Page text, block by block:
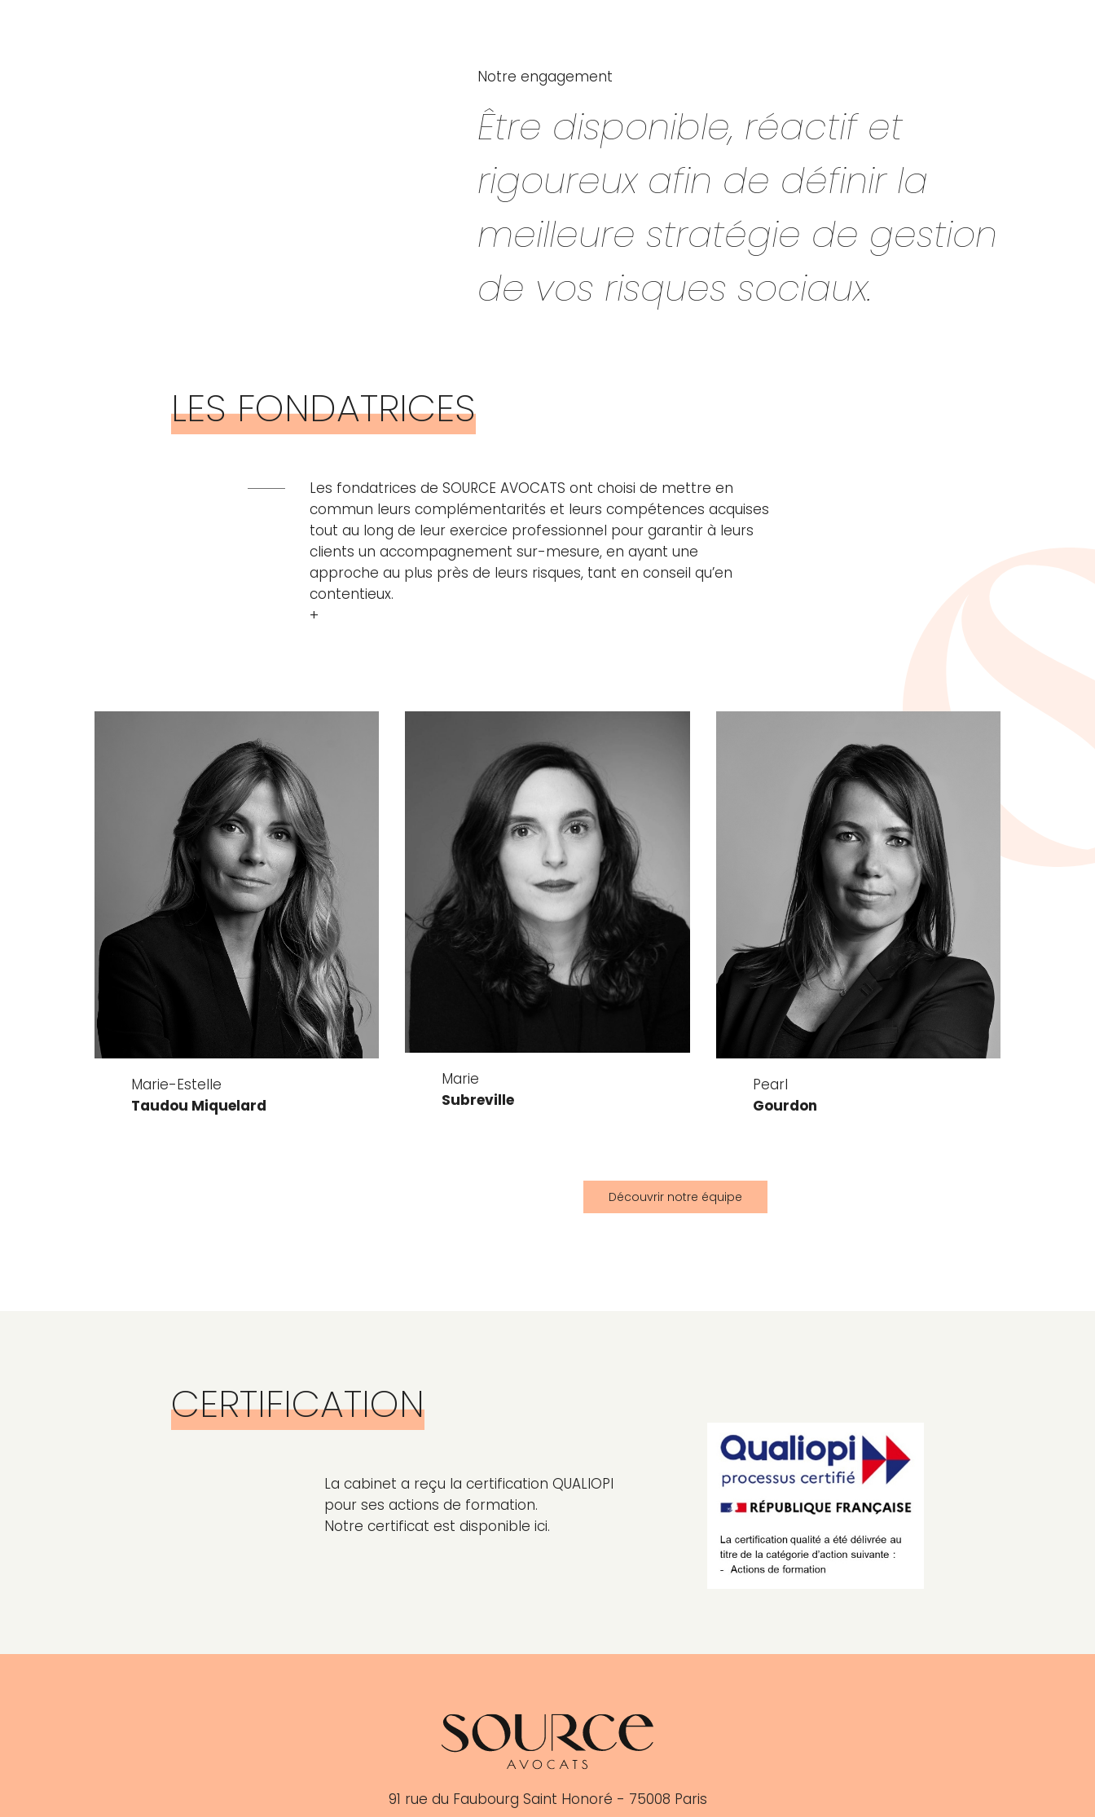
Notre engagement
Être disponible, réactif et
rigoureux afin de définir la
meilleure stratégie de gestion
de vos risques sociaux.
LES FONDATRICES
Les fondatrices de SOURCE AVOCATS ont choisi de mettre en
commun leurs complémentarités et leurs compétences acquises
tout au long de leur exercice professionnel pour garantir à leurs
clients un accompagnement sur-mesure, en ayant une
approche au plus près de leurs risques, tant en conseil qu’en
contentieux.
+
Marie-Estelle
Taudou Miquelard
Marie
Subreville
Pearl
Gourdon
Découvrir notre équipe
CERTIFICATION
La cabinet a reçu la certification QUALIOPI
pour ses actions de formation.
Notre certificat est disponible ici.
91 rue du Faubourg Saint Honoré - 75008 Paris